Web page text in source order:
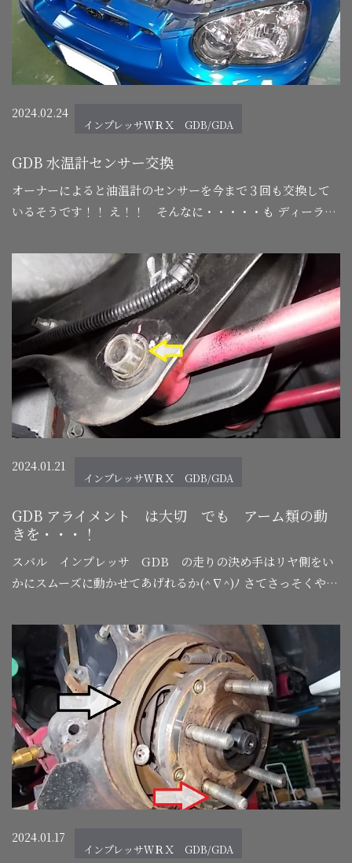
2024.02.24
インプレッサＷＲＸ GDB/GDA
GDB 水温計センサー交換
オーナーによると油温計のセンサーを今まで３回も交換して
いるそうです！！ え！！ そんなに・・・・・も ディーラー
のでとお越しくださいました。 さっ…
2024.01.21
インプレッサＷＲＸ GDB/GDA
GDB アライメント は大切 でも アーム類の動
きを・・・！
スバル インプレッサ GDB の走りの決め手はリヤ側をい
かにスムーズに動かせてあげれるか(^∇^)ﾉ さてさっそくやっ
身ワッシャ…
2024.01.17
インプレッサＷＲＸ GDB/GDA